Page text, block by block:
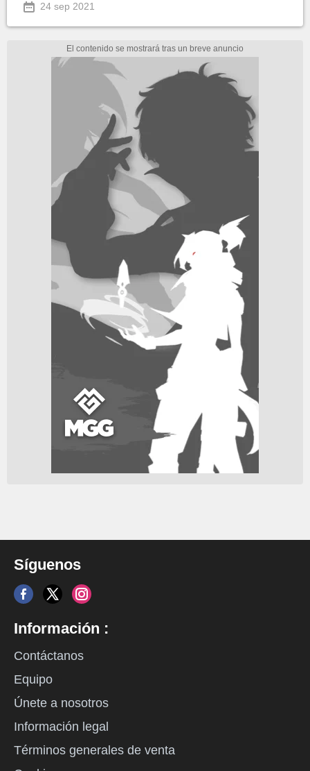
24 sep 2021
Síguenos
Información :
Contáctanos
Equipo
Únete a nosotros
Información legal
Términos generales de venta